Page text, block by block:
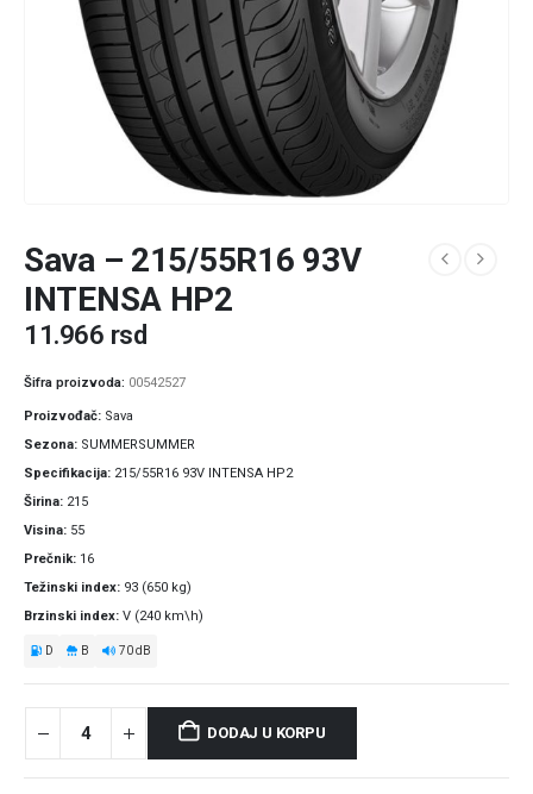
Sava – 215/55R16 93V
INTENSA HP2
11.966 rsd
Šifra proizvoda: 00542527
Proizvođač Sava
Sezona SUMMERSUMMER
Specifikacija 215/55R16 93V INTENSA HP2
Širina 215
Visina 55
Prečnik 16
Težinski index 93 (650 kg)
Brzinski index V (240 km\h)
D B 70 dB
DODAJ U KORPU